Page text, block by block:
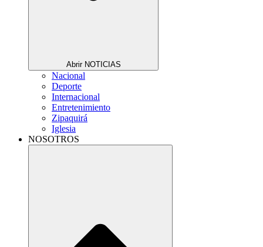
Abrir NOTICIAS
Nacional
Deporte
Internacional
Entretenimiento
Zipaquirá
Iglesia
NOSOTROS